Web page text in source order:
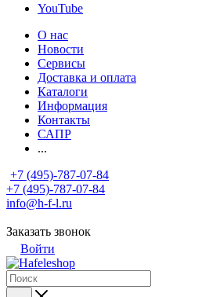
YouTube
О нас
Новости
Сервисы
Доставка и оплата
Каталоги
Информация
Контакты
САПР
...
+7 (495)-787-07-84
+7 (495)-787-07-84
info@h-f-l.ru
Заказать звонок
Войти